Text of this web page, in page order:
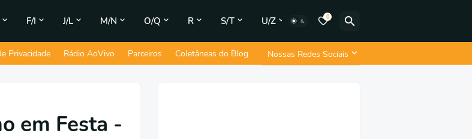
F/I J/L M/N O/Q R S/T U/Z 0
Privacidade Rádio AoVivo Parceiros Coletâneas do Blog Nossas Redes Sociais
em Festa -